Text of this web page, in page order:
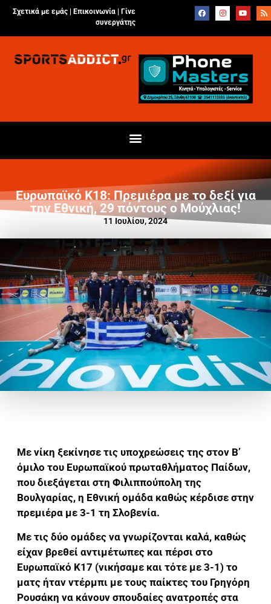
Σχετικά με εμάς | Επικοινωνία
Γίνε
συνεργάτης
Ευρωπαϊκό Κ18: Πρεμιέρα με το δεξί για
την Εθνική, 29 πόντους ο Μούχλιας!
11 Ιουλίου, 2024
Με νίκη ξεκίνησε τις υποχρεώσεις της στον Β’
όμιλο του Ευρωπαϊκού πρωταθλήματος Παίδων,
που διεξάγεται στη Φιλιππούπολη της
Βουλγαρίας, η Εθνική ομάδα καθώς κέρδισε στην
πρεμιέρα με 3-1 τη Σλοβενία.
Με τις δύο ομάδες να γνωρίζονται καλά, καθώς
είχαν βρεθεί αντιμέτωπες και πέρσι στο
Ευρωπαϊκό Κ17 (νικήσαμε και τότε με 3-1) το
ματς ήταν ντέρμπι με τους παίκτες του Γρηγόρη
Ρουσάκη να κάνουν σπουδαίες ανατροπές στα